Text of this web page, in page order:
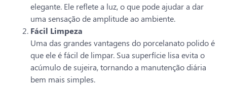
elegante. Ele reflete a luz, o que pode ajudar a dar
uma sensação de amplitude ao ambiente.
Fácil Limpeza
Uma das grandes vantagens do porcelanato polido é
que ele é fácil de limpar. Sua superfície lisa evita o
acúmulo de sujeira, tornando a manutenção diária
bem mais simples.